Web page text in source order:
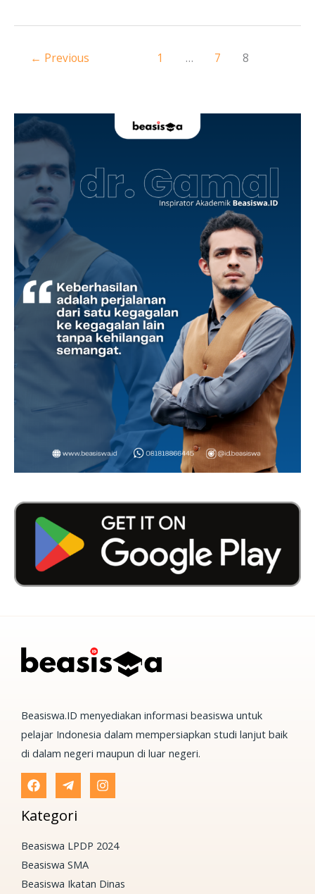
← Previous 1 … 7 8
Beasiswa.ID menyediakan informasi beasiswa untuk
pelajar Indonesia dalam mempersiapkan studi lanjut baik
di dalam negeri maupun di luar negeri.
Kategori
Beasiswa LPDP 2024
Beasiswa SMA
Beasiswa Ikatan Dinas